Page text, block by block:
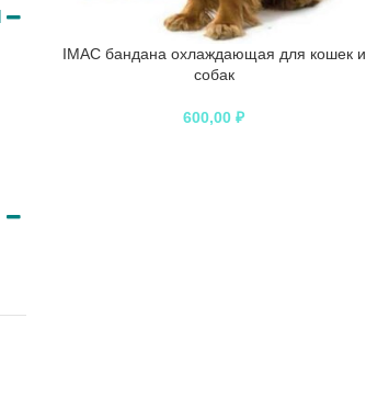
IMAC бандана охлаждающая для кошек и
собак
600,00₽